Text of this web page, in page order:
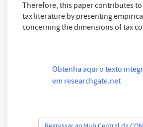
Therefore, this paper contributes
tax literature by presenting
concerning the dimensions of tax
Obtenha aqui o texto
em researchgate.net